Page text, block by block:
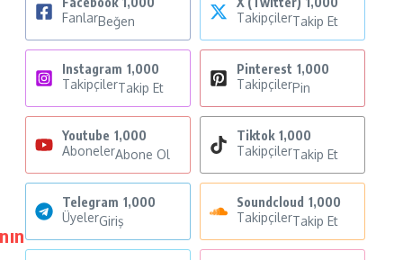
FanlarBeğen
TakipçilerTakip Et
Instagram 1,000
TakipçilerTakip Et
Pinterest 1,000
TakipçilerPin
Youtube 1,000
AbonelerAbone Ol
Tiktok 1,000
TakipçilerTakip Et
Telegram 1,000
ÜyelerGiriş
Soundcloud 1,000
TakipçilerTakip Et